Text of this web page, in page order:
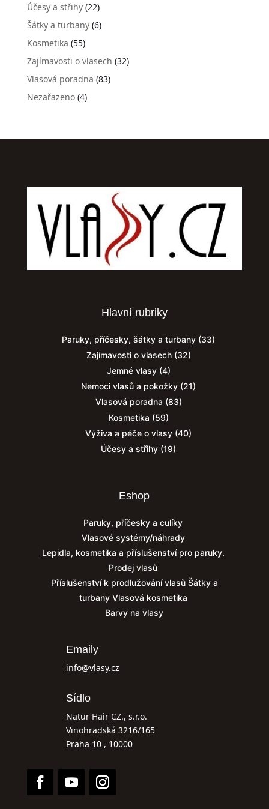
Účesy a střihy(22)
Šátky a turbany(6)
Kosmetika (55)
Zajímavosti o vlasech (32)
Vlasová poradna (83)
Nezařazeno(4)
Hlavní rubriky
Paruky, příčesky, šátky a turbany (33)
Zajímavosti o vlasech(32)
Jemné vlasy(4)
Nemoci vlasů a pokožky (21)
Vlasová poradna (83)
Kosmetika (59)
Výživa a péče o vlasy (40)
Účesy a střihy (19)
Eshop
Paruky, příčesky a culíky
Vlasové systémy/náhrady
Lepidla, kosmetika a příslušenství pro paruky.
Prodej vlasů
Příslušenství k prodlužování vlasů Šátky a
turbany Vlasová kosmetika
Barvy na vlasy
Emaily
info@vlasy.cz
Sídlo
Natur Hair CZ., s.r.o.
Vinohradská 3216/165
Praha 10 , 10000